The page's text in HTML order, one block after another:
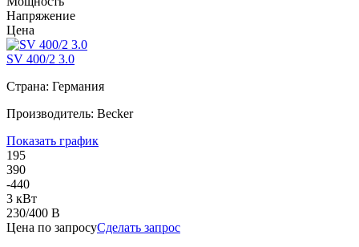
Напряжение
Цена
SV 400/2 3.0
Страна: Германия
Производитель: Becker
Показать график
195
390
-440
3 кВт
230/400 В
Цена по запросуСделать запрос